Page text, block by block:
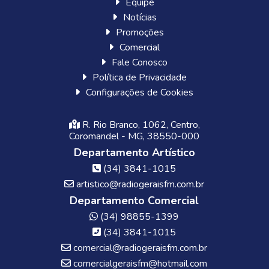
Notícias
Promoções
Comercial
Fale Conosco
Política de Privacidade
Configurações de Cookies
R. Rio Branco, 1062, Centro,
Coromandel - MG, 38550-000
Departamento Artístico
(34) 3841-1015
artistico@radiogeraisfm.com.br
Departamento Comercial
(34) 98855-1399
(34) 3841-1015
comercial@radiogeraisfm.com.br
comercialgeraisfm@hotmail.com